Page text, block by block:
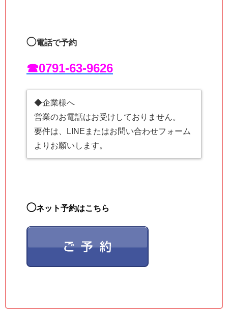
◯電話で予約
☎︎0791-63-9626
◆企業様へ
営業のお電話はお受けしておりません。
要件は、LINEまたはお問い合わせフォーム
よりお願いします。
◯ネット予約はこちら